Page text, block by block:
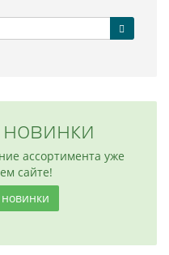
ассортимента уже
сайте!